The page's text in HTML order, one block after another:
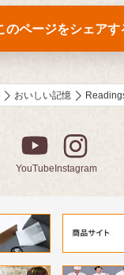
のページをシェアす
おいしい記憶
YouTubeInstagram